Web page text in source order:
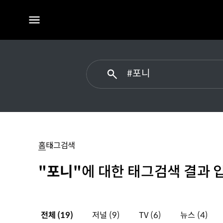
전체
홈태그검색
"포니"에 대한 태그검색 결과
전체 (19) 저널 (9) TV(6) 뉴스 (4)